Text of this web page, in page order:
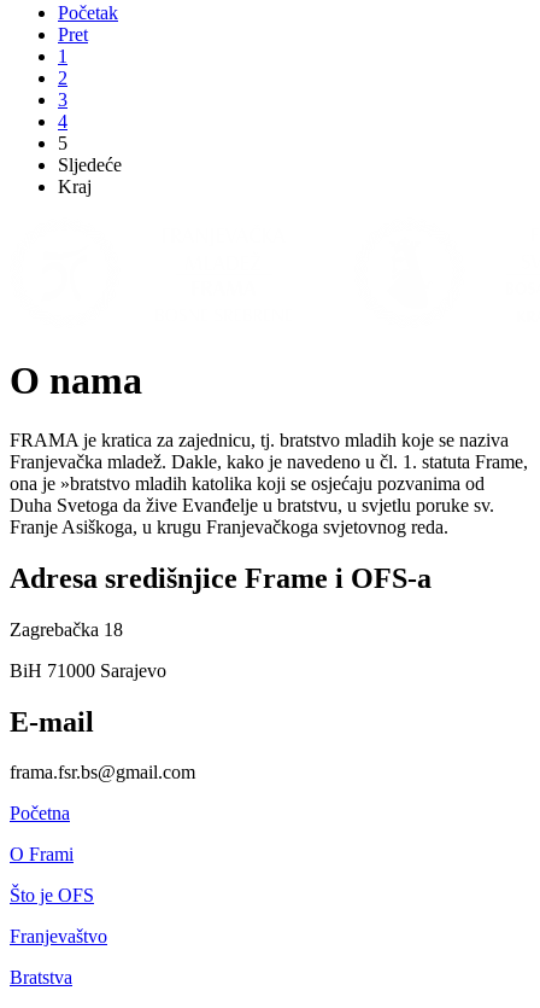
Početak
Pret
1
2
3
4
5
Sljedeće
Kraj
O nama
FRAMA je kratica za zajednicu, tj. bratstvo mladih koje se naziva
Franjevačka mladež. Dakle, kako je navedeno u čl. 1. statuta Frame,
ona je »bratstvo mladih katolika koji se osjećaju pozvanima od
Duha Svetoga da žive Evanđelje u bratstvu, u svjetlu poruke sv.
Franje Asiškoga, u krugu Franjevačkoga svjetovnog reda.
Adresa središnjice Frame i OFS-a
Zagrebačka 18
BiH 71000 Sarajevo
E-mail
frama.fsr.bs@gmail.com
Početna
O Frami
Što je OFS
Franjevaštvo
Bratstva